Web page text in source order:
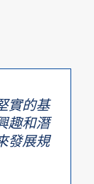
實的基
趣和潛
發展規